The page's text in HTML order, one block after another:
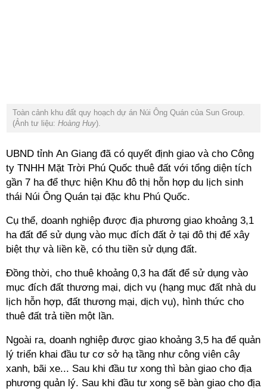
Toàn cảnh khu đất quy hoạch dự án Núi Ông Quán của Sun Group.
(Ảnh tư liệu: Hoàng Huy).
UBND tỉnh An Giang đã có quyết định giao và cho Công
ty TNHH Mặt Trời Phú Quốc thuê đất với tổng diện tích
gần 7 ha để thực hiện Khu đô thị hỗn hợp du lịch sinh
thái Núi Ông Quán tại đặc khu Phú Quốc.
Cụ thể, doanh nghiệp được địa phương giao khoảng 3,1
ha đất để sử dụng vào mục đích đất ở tại đô thị để xây
biệt thự và liền kề, có thu tiền sử dụng đất.
Đồng thời, cho thuê khoảng 0,3 ha đất để sử dụng vào
mục đích đất thương mại, dịch vụ (hạng mục đất nhà du
lịch hỗn hợp, đất thương mại, dịch vụ), hình thức cho
thuê đất trả tiền một lần.
Ngoài ra, doanh nghiệp được giao khoảng 3,5 ha để quản
lý triển khai đầu tư cơ sở hạ tầng như công viên cây
xanh, bãi xe... Sau khi đầu tư xong thì bàn giao cho địa
phương quản lý. Sau khi đầu tư xong sẽ bàn giao cho địa